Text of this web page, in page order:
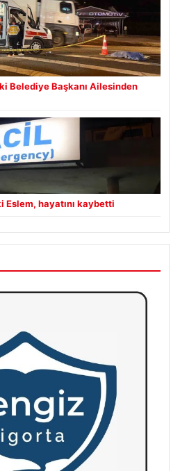
Belediye Başkanı Ailesinden
Eslem, hayatını kaybetti